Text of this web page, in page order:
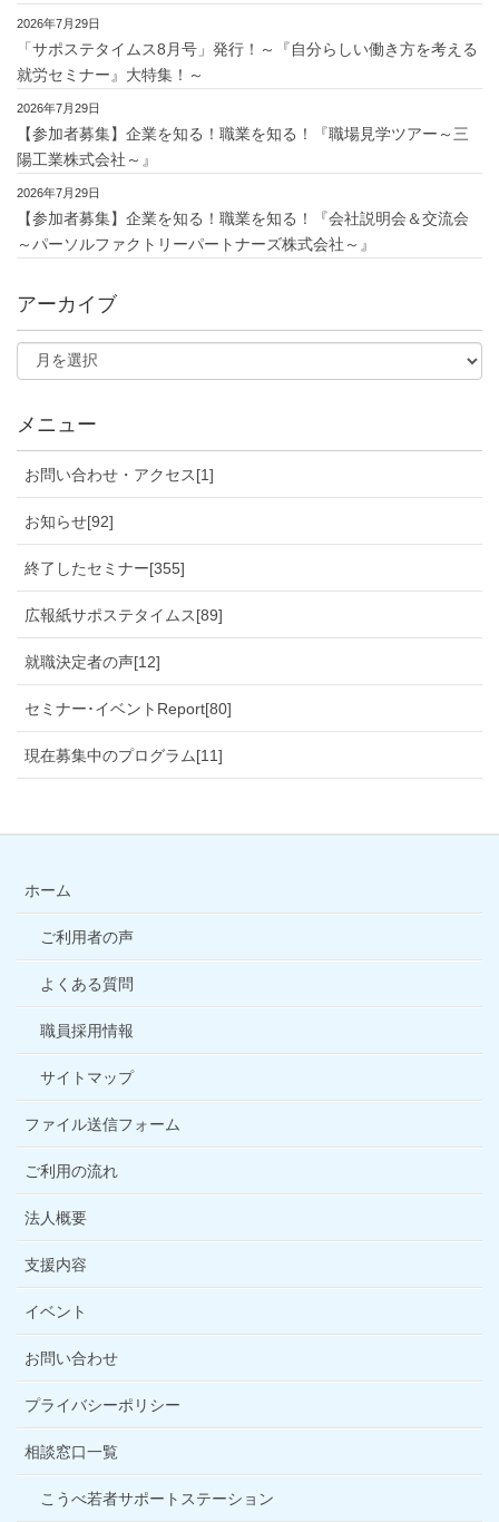
2026年7月29日
「サポステタイムス8月号」発行！～『自分らしい働き方を考える
就労セミナー』大特集！～
2026年7月29日
【参加者募集】企業を知る！職業を知る！『職場見学ツアー～三
陽工業株式会社～』
2026年7月29日
【参加者募集】企業を知る！職業を知る！『会社説明会＆交流会
～パーソルファクトリーパートナーズ株式会社～』
アーカイブ
メニュー
お問い合わせ・アクセス[1]
お知らせ[92]
終了したセミナー[355]
広報紙サポステタイムス[89]
就職決定者の声[12]
セミナー･イベントReport[80]
現在募集中のプログラム[11]
ホーム
ご利用者の声
よくある質問
職員採用情報
サイトマップ
ファイル送信フォーム
ご利用の流れ
法人概要
支援内容
イベント
お問い合わせ
プライバシーポリシー
相談窓口一覧
こうべ若者サポートステーション